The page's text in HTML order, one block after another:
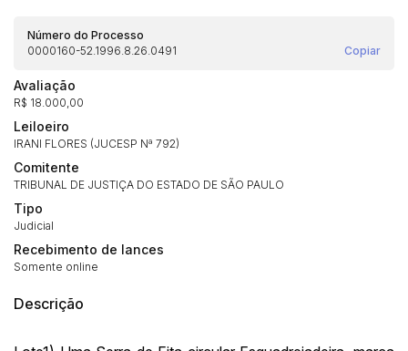
Número do Processo
0000160-52.1996.8.26.0491
Copiar
Avaliação
R$ 18.000,00
Leiloeiro
IRANI FLORES (JUCESP Nª 792)
Comitente
TRIBUNAL DE JUSTIÇA DO ESTADO DE SÃO PAULO
Tipo
Judicial
Recebimento de lances
Somente online
Descrição
Habilite-se para efetuar lances ou